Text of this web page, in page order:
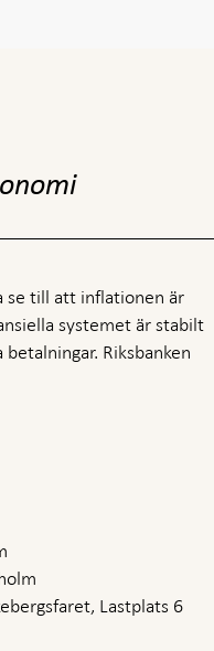
se till att inflationen är
systemet är stabilt
Riksbanken
Lastplats 6